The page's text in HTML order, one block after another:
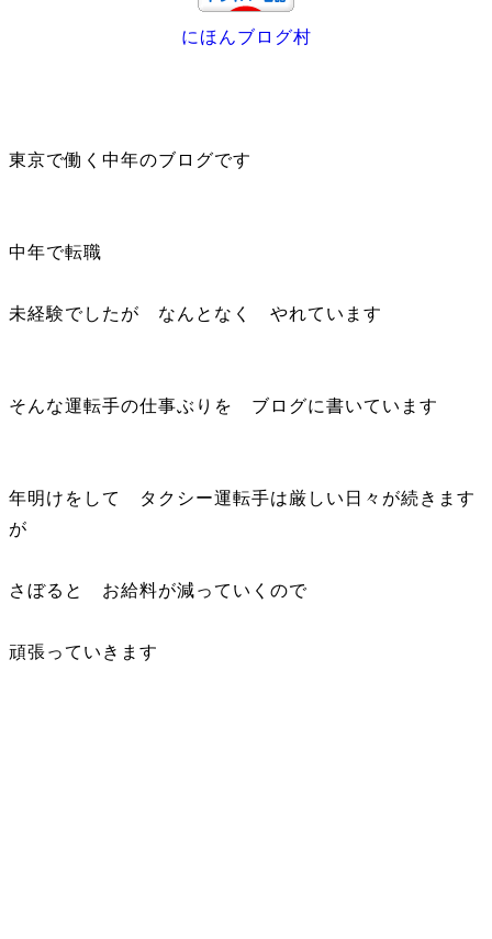
にほんブログ村
東京で働く中年のブログです
中年で転職
未経験でしたが なんとなく やれています
そんな運転手の仕事ぶりを ブログに書いています
年明けをして タクシー運転手は厳しい日々が続きます
が
さぼると お給料が減っていくので
頑張っていきます